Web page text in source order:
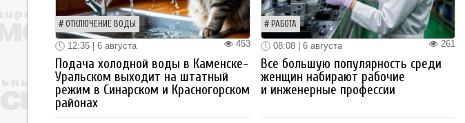
ОТКЛЮЧЕНИЕ ВОДЫ
453
12:35 | 6 августа
Подача холодной воды в Каменске-
Уральском выходит на штатный
режим в Синарском и Красногорском
районах
РАБОТА
261
08:08 | 6 августа
Все большую популярность среди
женщин набирают рабочие
и инженерные профессии